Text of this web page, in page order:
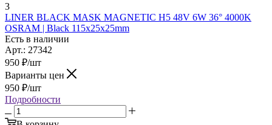
3
LINER BLACK MASK MAGNETIC Н5 48V 6W 36° 4000K
OSRAM | Black 115х25х25mm
Есть в наличии
Арт.: 27342
950 ₽/шт
Варианты цен
950 ₽/шт
Подробности